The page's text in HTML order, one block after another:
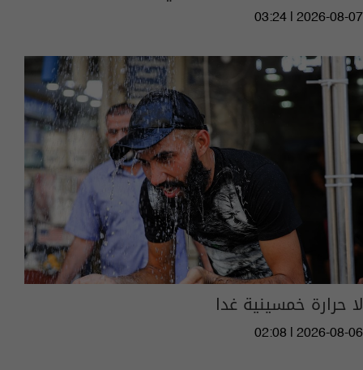
03:24 | 2026-08-07
لا حرارة خمسينية غدا
02:08 | 2026-08-06